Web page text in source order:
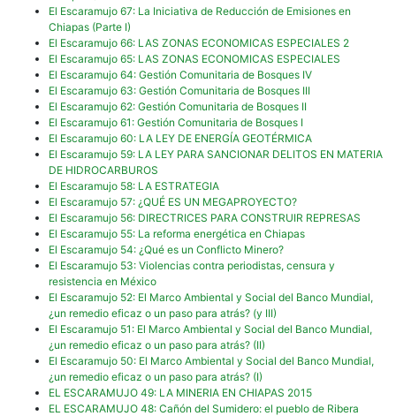
El Escaramujo 67: La Iniciativa de Reducción de Emisiones en
Chiapas (Parte I)
El Escaramujo 66: LAS ZONAS ECONOMICAS ESPECIALES 2
El Escaramujo 65: LAS ZONAS ECONOMICAS ESPECIALES
El Escaramujo 64: Gestión Comunitaria de Bosques IV
El Escaramujo 63: Gestión Comunitaria de Bosques III
El Escaramujo 62: Gestión Comunitaria de Bosques II
El Escaramujo 61: Gestión Comunitaria de Bosques I
El Escaramujo 60: LA LEY DE ENERGÍA GEOTÉRMICA
El Escaramujo 59: LA LEY PARA SANCIONAR DELITOS EN MATERIA
DE HIDROCARBUROS
El Escaramujo 58: LA ESTRATEGIA
El Escaramujo 57: ¿QUÉ ES UN MEGAPROYECTO?
El Escaramujo 56: DIRECTRICES PARA CONSTRUIR REPRESAS
El Escaramujo 55: La reforma energética en Chiapas
El Escaramujo 54: ¿Qué es un Conflicto Minero?
El Escaramujo 53: Violencias contra periodistas, censura y
resistencia en México
El Escaramujo 52: El Marco Ambiental y Social del Banco Mundial,
¿un remedio eficaz o un paso para atrás? (y III)
El Escaramujo 51: El Marco Ambiental y Social del Banco Mundial,
¿un remedio eficaz o un paso para atrás? (II)
El Escaramujo 50: El Marco Ambiental y Social del Banco Mundial,
¿un remedio eficaz o un paso para atrás? (I)
EL ESCARAMUJO 49: LA MINERIA EN CHIAPAS 2015
EL ESCARAMUJO 48: Cañón del Sumidero: el pueblo de Ribera